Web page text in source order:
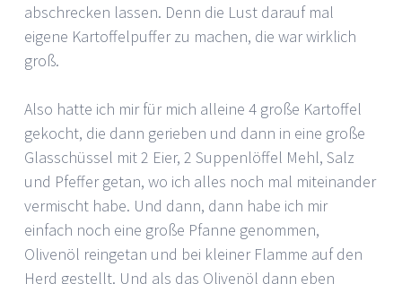
abschrecken lassen. Denn die Lust darauf mal
eigene Kartoffelpuffer zu machen, die war wirklich
groß.
Also hatte ich mir für mich alleine 4 große Kartoffel
gekocht, die dann gerieben und dann in eine große
Glasschüssel mit 2 Eier, 2 Suppenlöffel Mehl, Salz
und Pfeffer getan, wo ich alles noch mal miteinander
vermischt habe. Und dann, dann habe ich mir
einfach noch eine große Pfanne genommen,
Olivenöl reingetan und bei kleiner Flamme auf den
Herd gestellt. Und als das Olivenöl dann eben